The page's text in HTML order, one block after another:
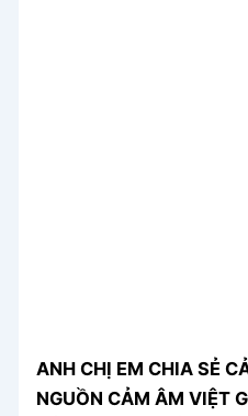
ANH CHỊ EM CHIA SẺ
NGUỒN CẢM ÂM VIỆT